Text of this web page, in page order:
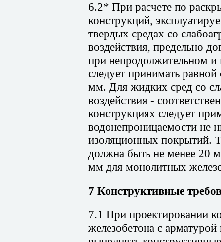
6.2* При расчете по
конструкций,
твердых средах со
воздействия, предельно
при непродолжительном
следует принимать
мм. Для жидких сред со
воздействия -
конструкциях следует
водонепроницаемости не
изоляционных покрытий.
должна быть не менее 20
мм для монолитных
7 Конструктивные
7.1 При проектировании
железобетона с